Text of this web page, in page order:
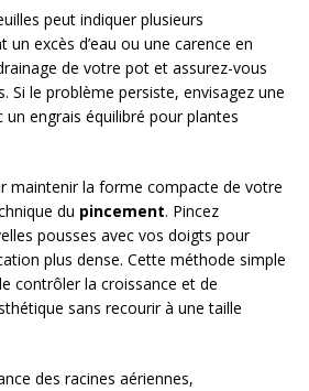
peut indiquer plusieurs
excès d’eau ou une carence en
de votre pot et assurez-vous
Si le problème persiste, envisagez une
engrais équilibré pour plantes
maintenir la forme compacte de votre
du pincement. Pincez
pousses avec vos doigts pour
plus dense. Cette méthode simple
contrôler la croissance et de
sans recourir à une taille
des racines aériennes,